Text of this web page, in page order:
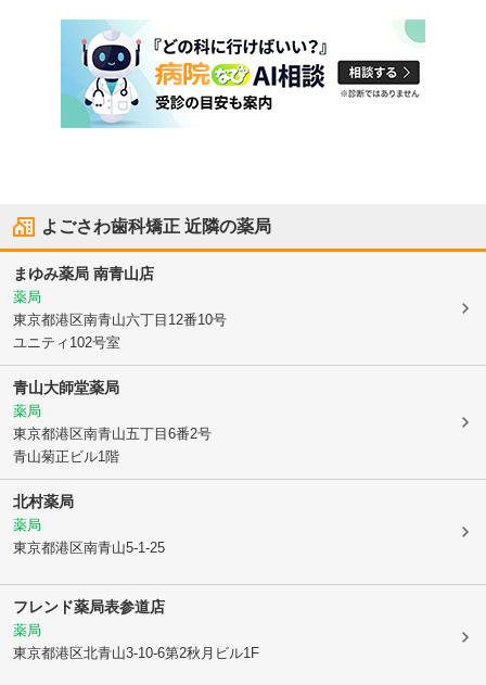
よごさわ歯科矯正 近隣の薬局
まゆみ薬局 南青山店
薬局
東京都港区南青山六丁目12番10号
ユニティ102号室
青山大師堂薬局
薬局
東京都港区南青山五丁目6番2号
青山菊正ビル1階
北村薬局
薬局
東京都港区南青山5-1-25
フレンド薬局表参道店
薬局
東京都港区北青山3-10-6第2秋月ビル1F